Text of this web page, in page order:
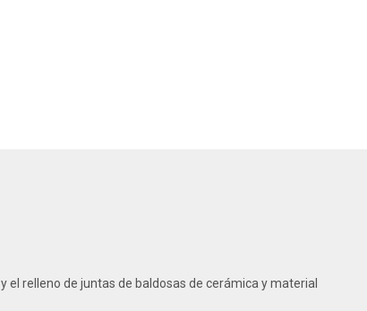
relleno de juntas de baldosas de cerámica y material